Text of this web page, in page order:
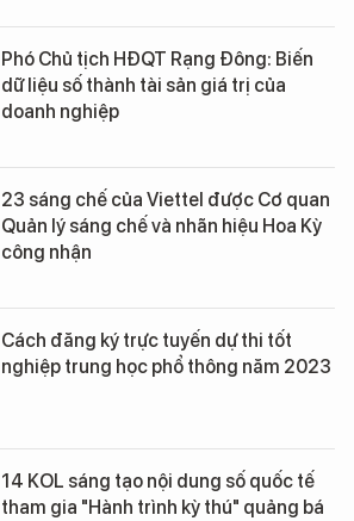
Phó Chủ tịch HĐQT Rạng Đông: Biến
dữ liệu số thành tài sản giá trị của
doanh nghiệp
23 sáng chế của Viettel được Cơ quan
Quản lý sáng chế và nhãn hiệu Hoa Kỳ
công nhận
Cách đăng ký trực tuyến dự thi tốt
nghiệp trung học phổ thông năm 2023
14 KOL sáng tạo nội dung số quốc tế
tham gia "Hành trình kỳ thú" quảng bá